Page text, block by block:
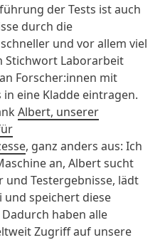
der Tests ist auch
durch die
und vor allem viel
Stichwort Laborarbeit
Forscher:innen mit
eine Kladde eintragen.
Albert, unserer
, ganz anders aus: Ich
an, Albert sucht
Testergebnisse, lädt
und speichert diese
haben alle
Zugriff auf unsere